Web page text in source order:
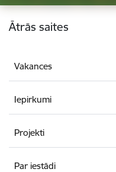
Kājene
Ātrās saites
Vakances
Iepirkumi
Projekti
Par iestādi